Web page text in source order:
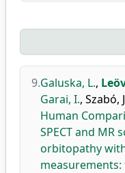
9.Galuska, L.,
Garai, I., Szabó,
Human
SPECT and MR
orbitopathy